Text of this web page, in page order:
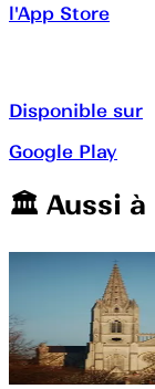
l'App Store
Disponible sur
Google Play
🏛️️ Aussi à